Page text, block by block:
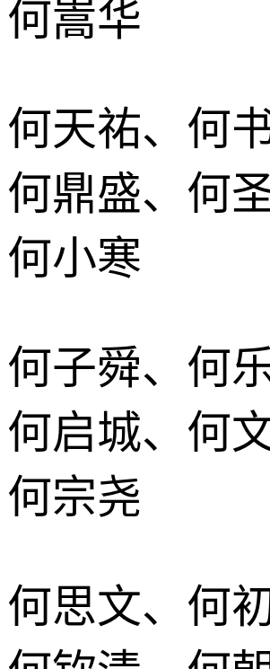
何嵩华
何天祐、何书
何鼎盛、何圣
何小寒
何子舜、何乐
何启城、何文
何宗尧
何思文、何初